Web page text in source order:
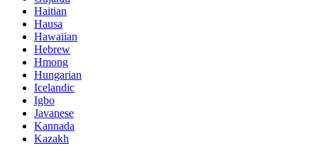
Haitian
Hausa
Hawaiian
Hebrew
Hmong
Hungarian
Icelandic
Igbo
Javanese
Kannada
Kazakh